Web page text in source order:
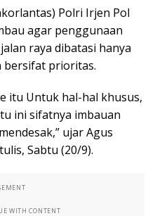
Polri Irjen Pol
agar penggunaan
raya dibatasi hanya
bersifat prioritas.
itu Untuk hal-hal khusus,
ini sifatnya imbauan
ujar Agus
Sabtu (20/9).
WITH CONTENT